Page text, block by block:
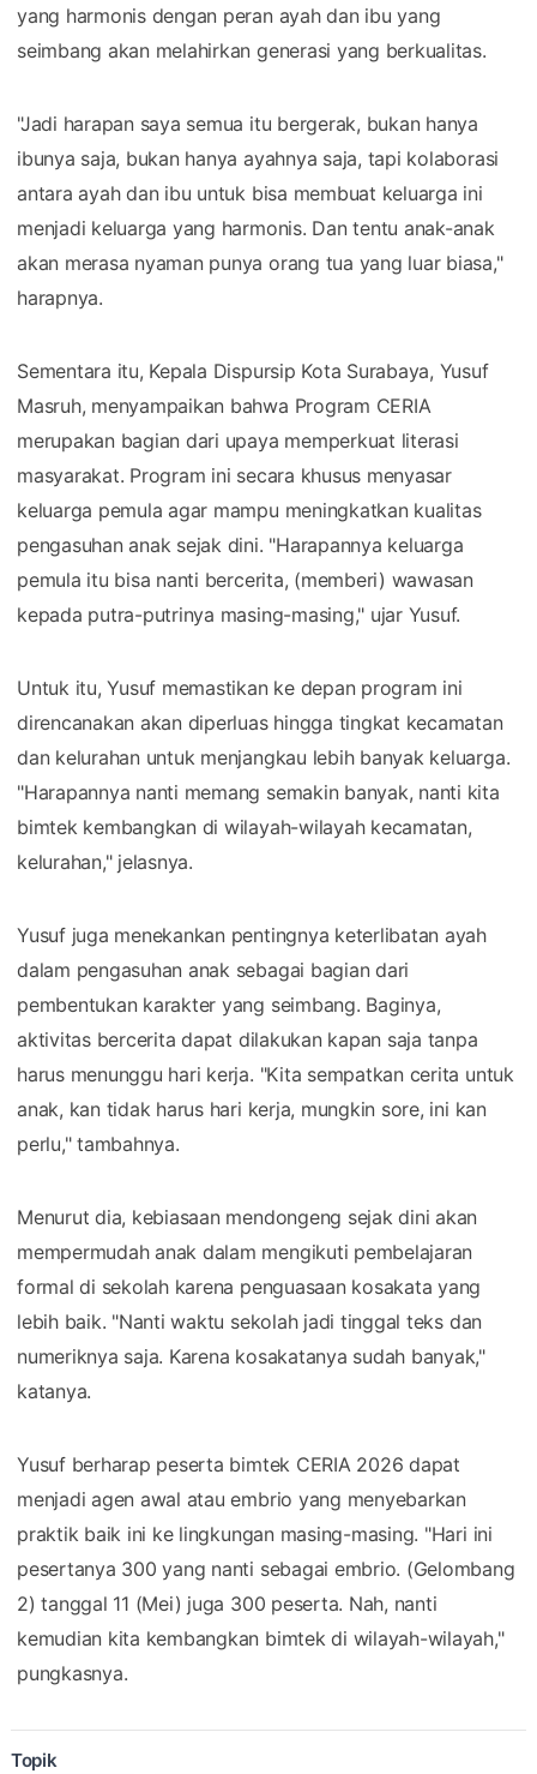
yang harmonis dengan peran ayah dan ibu yang
seimbang akan melahirkan generasi yang berkualitas.
"Jadi harapan saya semua itu bergerak, bukan hanya
ibunya saja, bukan hanya ayahnya saja, tapi kolaborasi
antara ayah dan ibu untuk bisa membuat keluarga ini
menjadi keluarga yang harmonis. Dan tentu anak-anak
akan merasa nyaman punya orang tua yang luar biasa,"
harapnya.
Sementara itu, Kepala Dispursip Kota Surabaya, Yusuf
Masruh, menyampaikan bahwa Program CERIA
merupakan bagian dari upaya memperkuat literasi
masyarakat. Program ini secara khusus menyasar
keluarga pemula agar mampu meningkatkan kualitas
pengasuhan anak sejak dini. "Harapannya keluarga
pemula itu bisa nanti bercerita, (memberi) wawasan
kepada putra-putrinya masing-masing," ujar Yusuf.
Untuk itu, Yusuf memastikan ke depan program ini
direncanakan akan diperluas hingga tingkat kecamatan
dan kelurahan untuk menjangkau lebih banyak keluarga.
"Harapannya nanti memang semakin banyak, nanti kita
bimtek kembangkan di wilayah-wilayah kecamatan,
kelurahan," jelasnya.
Yusuf juga menekankan pentingnya keterlibatan ayah
dalam pengasuhan anak sebagai bagian dari
pembentukan karakter yang seimbang. Baginya,
aktivitas bercerita dapat dilakukan kapan saja tanpa
harus menunggu hari kerja. "Kita sempatkan cerita untuk
anak, kan tidak harus hari kerja, mungkin sore, ini kan
perlu," tambahnya.
Menurut dia, kebiasaan mendongeng sejak dini akan
mempermudah anak dalam mengikuti pembelajaran
formal di sekolah karena penguasaan kosakata yang
lebih baik. "Nanti waktu sekolah jadi tinggal teks dan
numeriknya saja. Karena kosakatanya sudah banyak,"
katanya.
Yusuf berharap peserta bimtek CERIA 2026 dapat
menjadi agen awal atau embrio yang menyebarkan
praktik baik ini ke lingkungan masing-masing. "Hari ini
pesertanya 300 yang nanti sebagai embrio. (Gelombang
2) tanggal 11 (Mei) juga 300 peserta. Nah, nanti
kemudian kita kembangkan bimtek di wilayah-wilayah,"
pungkasnya.
Topik